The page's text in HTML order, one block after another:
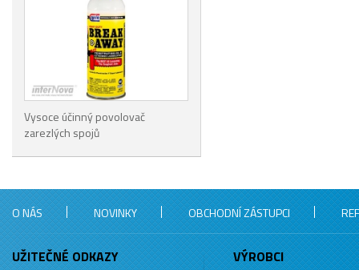
Vysoce účinný povolovač
zarezlých spojů
O NÁS NOVINKY OBCHODNÍ ZÁSTUPCI
UŽITEČNÉ ODKAZY VÝROBCI